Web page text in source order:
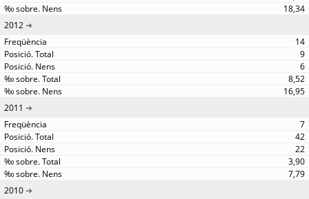
18,34
2012
14
9
6
8,52
16,95
2011
7
42
22
3,90
7,79
2010